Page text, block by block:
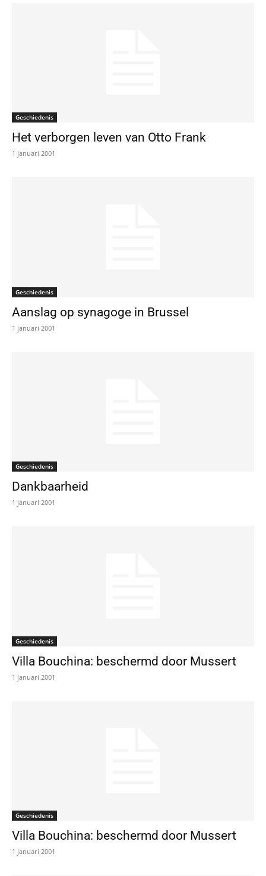
Geschiedenis
Het verborgen leven van Otto Frank
1 januari 2001
Geschiedenis
Aanslag op synagoge in Brussel
1 januari 2001
Geschiedenis
Dankbaarheid
1 januari 2001
Geschiedenis
Villa Bouchina: beschermd door Mussert
1 januari 2001
Geschiedenis
Villa Bouchina: beschermd door Mussert
1 januari 2001